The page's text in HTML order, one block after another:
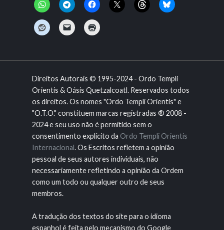
Direitos Autorais © 1995-2024 - Ordo Templi
Orientis & Oásis Quetzalcoatl. Reservados todos
os direitos. Os nomes "Ordo Templi Orientis" e
"O.T.O." constituem marcas registradas ® 2008 -
2024 e seu uso não é permitido sem o
consentimento explícito da Ordo Templi Orientis
Internacional. Os Escritos refletem a opinião
pessoal de seus autores individuais, não
necessariamente refletindo a opinião da Ordem
como um todo ou qualquer outro de seus
membros.
A tradução dos textos do site para o idioma
espanhol é feita pelo mecanismo do Google